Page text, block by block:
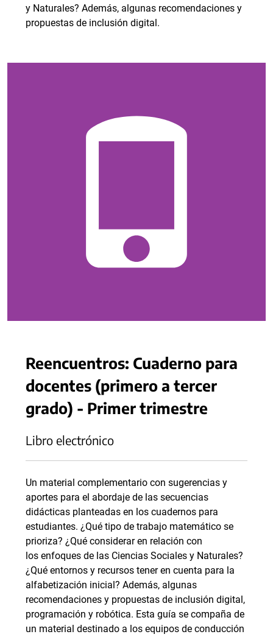
y Naturales? Además, algunas recomendaciones y
propuestas de inclusión digital.
Reencuentros: Cuaderno para
docentes (primero a tercer
grado) - Primer trimestre
Libro electrónico
Un material complementario con sugerencias y
aportes para el abordaje de las secuencias
didácticas planteadas en los cuadernos para
estudiantes. ¿Qué tipo de trabajo matemático se
prioriza? ¿Qué considerar en relación con
los enfoques de las Ciencias Sociales y Naturales?
¿Qué entornos y recursos tener en cuenta para la
alfabetización inicial? Además, algunas
recomendaciones y propuestas de inclusión digital,
programación y robótica. Esta guía se compaña de
un material destinado a los equipos de conducción